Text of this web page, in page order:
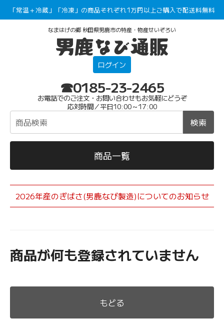
「常温＋冷蔵」「冷凍」の商品それぞれ1万円以上ご購入で配送料無料
なまはげの郷 秋田県男鹿市の特産・物産せいぞろい
ログイン
☎0185-23-2465
お電話でのご注文・お問い合わせもお気軽にどうぞ
応対時間／平日10:00～17:00
検索
商品一覧
2026年産のぎばさ(男鹿なび製造)についてのお知らせ
商品が何も登録されていません
もどる